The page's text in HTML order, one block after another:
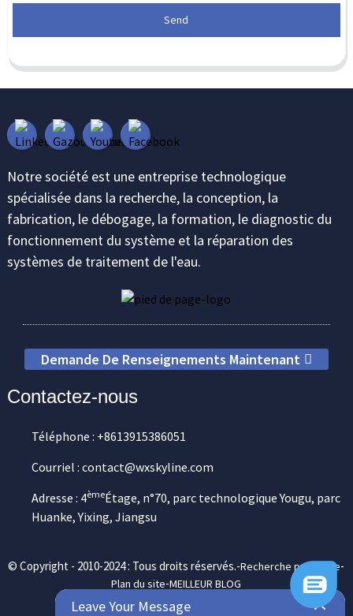
Send
Notre société est une entreprise technologique
spécialisée dans la recherche, la conception, la
fabrication, le débogage, la formation, le diagnostic du
fonctionnement du système et la réparation des
systèmes de traitement de l'eau.
Demande De Renseignements Maintenant
Contactez-nous
Téléphone : +8613915386051
Courriel : contact@wxskyline.com
Adresse : 4èmeÉtage, n°70, parc technologique Yougu, parc
Huanke, Yixing, Jiangsu
© Copyright - 2010-2024 : Tous droits réservés.-Recherche principale-
Plan du site-MEILLEUR BLOG
Leave Your Message